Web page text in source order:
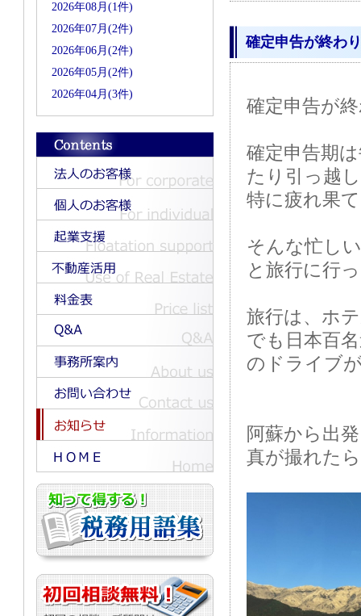
2026年08月(1件)
2026年07月(2件)
2026年06月(2件)
2026年05月(2件)
2026年04月(3件)
確定申告が終わ
確定申告が
確定申告期
たり引っ越
特に疲れ果
そんな忙し
と旅行に行
旅行は、ホ
でも日本百
のドライブ
阿蘇から出
真が撮れた